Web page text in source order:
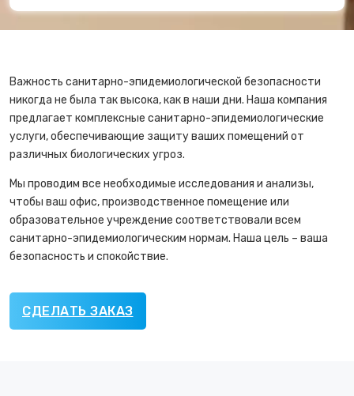
Важность санитарно-эпидемиологической безопасности
никогда не была так высока, как в наши дни. Наша компания
предлагает комплексные санитарно-эпидемиологические
услуги, обеспечивающие защиту ваших помещений от
различных биологических угроз.
Мы проводим все необходимые исследования и анализы,
чтобы ваш офис, производственное помещение или
образовательное учреждение соответствовали всем
санитарно-эпидемиологическим нормам. Наша цель – ваша
безопасность и спокойствие.
СДЕЛАТЬ ЗАКАЗ